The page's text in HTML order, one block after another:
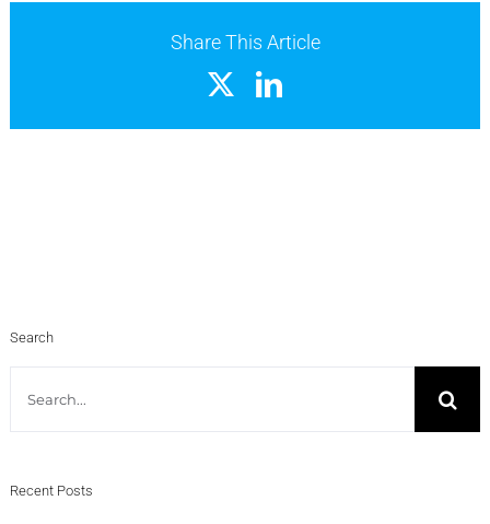
Share This Article
LinkedIn
Search
Recent Posts